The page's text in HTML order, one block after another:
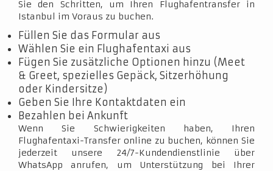
Sie den Schritten, um Ihren Flughafentransfer in
Istanbul im Voraus zu buchen.
Füllen Sie das Formular aus
Wählen Sie ein Flughafentaxi aus
Fügen Sie zusätzliche Optionen hinzu (Meet
& Greet, spezielles Gepäck, Sitzerhöhung
oder Kindersitze)
Geben Sie Ihre Kontaktdaten ein
Bezahlen bei Ankunft
Wenn Sie Schwierigkeiten haben, Ihren
Flughafentaxi-Transfer online zu buchen, können Sie
jederzeit unsere 24/7-Kundendienstlinie über
WhatsApp anrufen, um Unterstützung bei Ihrer